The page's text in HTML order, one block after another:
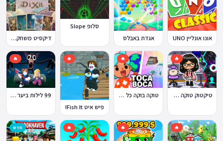
אונו אונליין UNO אגדת באבלס
סלופ Slope
דיקסיט משחק Dixit
🔥
טיקטוק טוקה בוקה
🔥
טוקה בוקה כל העולמות בחינם
🔥
פיש איט Fish It!
🔥
99 לילות ביער Nights in the Forest
🔥
🔥
🔥 חדש